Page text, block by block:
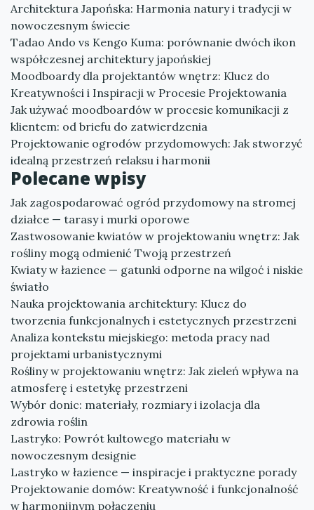
Architektura Japońska: Harmonia natury i tradycji w
nowoczesnym świecie
Tadao Ando vs Kengo Kuma: porównanie dwóch ikon
współczesnej architektury japońskiej
Moodboardy dla projektantów wnętrz: Klucz do
Kreatywności i Inspiracji w Procesie Projektowania
Jak używać moodboardów w procesie komunikacji z
klientem: od briefu do zatwierdzenia
Projektowanie ogrodów przydomowych: Jak stworzyć
idealną przestrzeń relaksu i harmonii
Polecane wpisy
Jak zagospodarować ogród przydomowy na stromej
działce — tarasy i murki oporowe
Zastwosowanie kwiatów w projektowaniu wnętrz: Jak
rośliny mogą odmienić Twoją przestrzeń
Kwiaty w łazience — gatunki odporne na wilgoć i niskie
światło
Nauka projektowania architektury: Klucz do
tworzenia funkcjonalnych i estetycznych przestrzeni
Analiza kontekstu miejskiego: metoda pracy nad
projektami urbanistycznymi
Rośliny w projektowaniu wnętrz: Jak zieleń wpływa na
atmosferę i estetykę przestrzeni
Wybór donic: materiały, rozmiary i izolacja dla
zdrowia roślin
Lastryko: Powrót kultowego materiału w
nowoczesnym designie
Lastryko w łazience — inspiracje i praktyczne porady
Projektowanie domów: Kreatywność i funkcjonalność
w harmonijnym połączeniu